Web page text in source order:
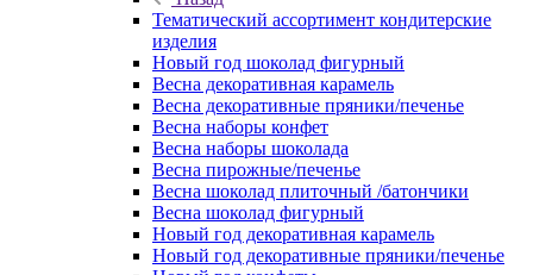
Тематический ассортимент кондитерские
изделия
Новый год шоколад фигурный
Весна декоративная карамель
Весна декоративные пряники/печенье
Весна наборы конфет
Весна наборы шоколада
Весна пирожные/печенье
Весна шоколад плиточный /батончики
Весна шоколад фигурный
Новый год декоративная карамель
Новый год декоративные пряники/печенье